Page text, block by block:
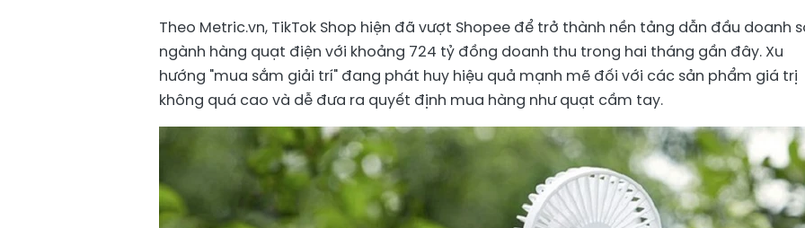
Theo Metric.vn, TikTok Shop hiện đã vượt Shopee để trở thành nền tảng dẫn đầu doanh
ngành hàng quạt điện với khoảng 724 tỷ đồng doanh thu trong hai tháng gần đây. Xu
hướng "mua sắm giải trí" đang phát huy hiệu quả mạnh mẽ đối với các sản phẩm giá trị
không quá cao và dễ đưa ra quyết định mua hàng như quạt cầm tay.